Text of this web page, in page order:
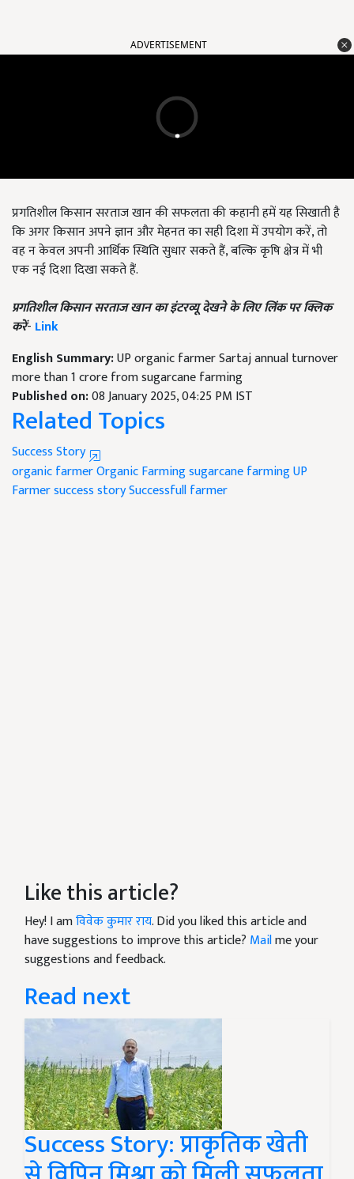
ADVERTISEMENT
प्रगतिशील किसान सरताज खान की सफलता की कहानी हमें यह सिखाती है
कि अगर किसान अपने ज्ञान और मेहनत का सही दिशा में उपयोग करें, तो
वह न केवल अपनी आर्थिक स्थिति सुधार सकते हैं, बल्कि कृषि क्षेत्र में भी
एक नई दिशा दिखा सकते हैं.
प्रगतिशील किसान सरताज खान का इंटरव्यू देखने के लिए लिंक पर क्लिक
करें- Link
English Summary:UP organic farmer Sartaj annual turnover
more than 1 crore from sugarcane farming
Published on:08 January 2025, 04:25 PM IST
Related Topics
Success Story
organic farmerOrganic Farmingsugarcane farmingUP
Farmersuccess storySuccessfull farmer
Like this article?
Hey! I amविवेक कुमार राय. Did you liked this article and
have suggestions to improve this article? Mailme your
suggestions and feedback.
Read next
Success Story: प्राकृतिक खेती